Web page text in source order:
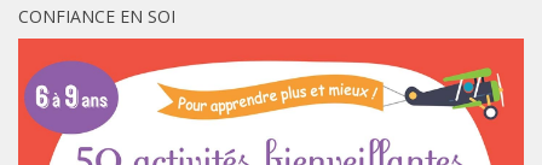
CONFIANCE EN SOI